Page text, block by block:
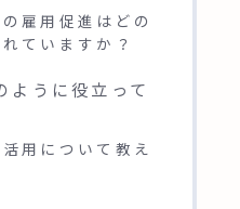
雇用促進はどの
ていますか？
ように役立って
用について教え